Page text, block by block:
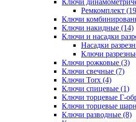
Ремкомплект
Ключи
Ключи накидные (14)
Ключи и насадки
Насадки
Ключи
Ключи рожковые (3)
Ключи свечные (7)
Ключи Torx (4)
Ключи спицевые (1)
Ключи торцевые Г-
Ключи торцевые
Ключи разводные (8)